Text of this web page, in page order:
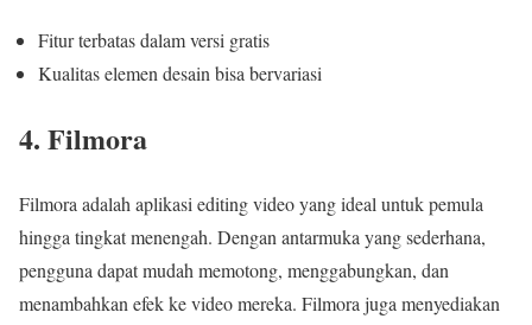
Fitur terbatas dalam versi gratis
Kualitas elemen desain bisa bervariasi
4. Filmora
Filmora adalah aplikasi editing video yang ideal untuk pemula
hingga tingkat menengah. Dengan antarmuka yang sederhana,
pengguna dapat mudah memotong, menggabungkan, dan
menambahkan efek ke video mereka. Filmora juga menyediakan